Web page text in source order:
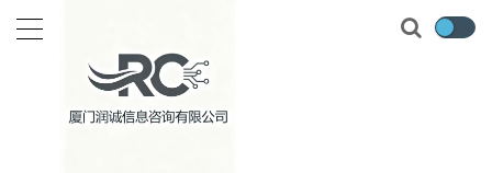
关于花呗额度使用技巧